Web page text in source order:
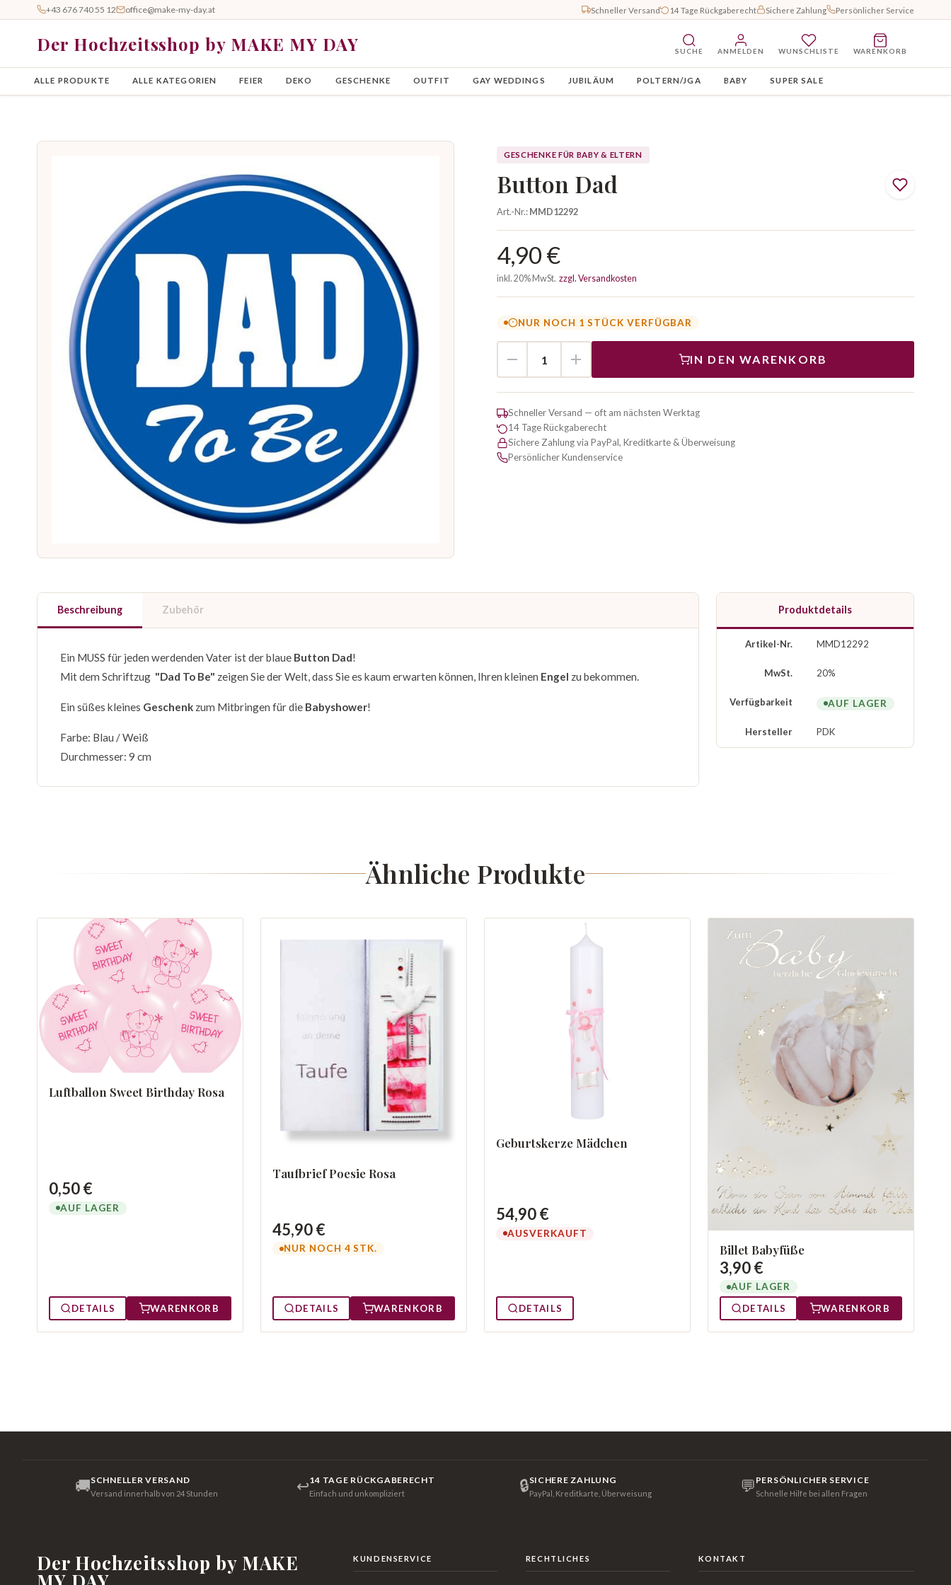
+43 676 740 55 12 office@make-my-day.at Schneller Versand 14 Tage Rückgaberecht Sichere Zahlung Persönlicher Service
Der Hochzeitsshop by MAKE MY DAY SUCHE ANMELDEN WUNSCHLISTE WARENKORB
ALLE PRODUKTE ALLE KATEGORIEN FEIER DEKO GESCHENKE OUTFIT GAY WEDDINGS JUBILÄUM POLTERN/JGA BABY SUPER SALE
GESCHENKE FÜR BABY & ELTERN
Button Dad
Art.-Nr.:MMD12292
4,90 €
inkl. 20% MwSt. zzgl. Versandkosten
NUR NOCH 1 STÜCK VERFÜGBAR
IN DEN WARENKORB
Schneller Versand — oft am nächsten Werktag
14 Tage Rückgaberecht
Sichere Zahlung via PayPal, Kreditkarte & Überweisung
Persönlicher Kundenservice
Beschreibung Zubehör
Ein MUSS für jeden werdenden Vater ist der blaue Button Dad!
Mit dem Schriftzug "Dad To Be" zeigen Sie der Welt, dass Sie es kaum erwarten können, Ihren kleinen Engel zu bekommen.
Ein süßes kleines Geschenk zum Mitbringen für die Babyshower!
Farbe: Blau / Weiß
Durchmesser: 9 cm
Produktdetails
Artikel-Nr. MMD12292
MwSt. 20%
Verfügbarkeit AUF LAGER
Hersteller PDK
Ähnliche Produkte
Luftballon Sweet Birthday Rosa
0,50 €
AUF LAGER
DETAILS WARENKORB
Taufbrief Poesie Rosa
45,90 €
NUR NOCH 4 STK.
DETAILS WARENKORB
Geburtskerze Mädchen
54,90 €
AUSVERKAUFT
DETAILS
Billet Babyfüße
3,90 €
AUF LAGER
DETAILS
WARENKORB
🚚SCHNELLER VERSAND
Versand innerhalb von 24 Stunden ↩14 TAGE RÜCKGABERECHT
Einfach und unkompliziert 🔒SICHERE ZAHLUNG
PayPal, Kreditkarte, Überweisung 💬 PERSÖNLICHER SERVICE
Schnelle Hilfe bei allen Fragen
Der Hochzeitsshop by MAKE KUNDENSERVICE RECHTLICHES KONTAKT